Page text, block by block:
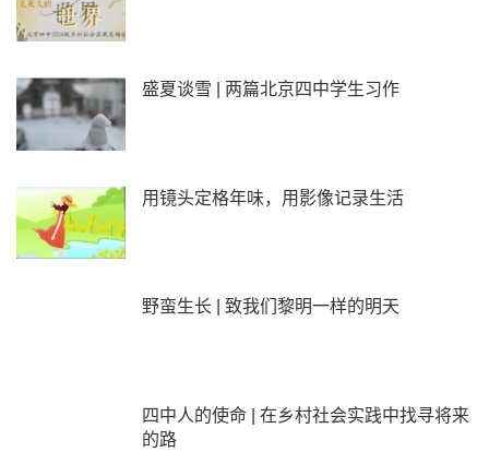
盛夏谈雪 | 两篇北京四中学生习作
用镜头定格年味，用影像记录生活
野蛮生长 | 致我们黎明一样的明天
四中人的使命 | 在乡村社会实践中找寻将来
的路